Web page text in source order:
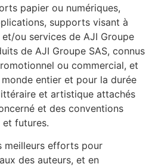
papier ou numériques,
supports visant à
ou services de AJI Groupe
de AJI Groupe SAS, connus
ou commercial, et
entier et pour la durée
et artistique attachés
et des conventions
et futures.
meilleurs efforts pour
des auteurs, et en